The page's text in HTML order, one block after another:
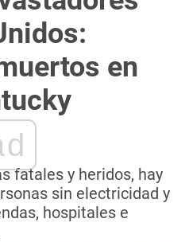
en
fatales y heridos, hay
sin electricidad y
hospitales e